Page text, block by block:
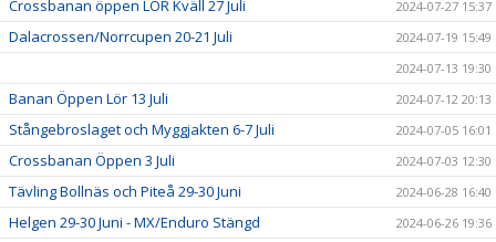
Crossbanan öppen LÖR Kväll 27 Juli 2024-07-27 15:37
Dalacrossen/Norrcupen 20-21 Juli
2024-07-19 15:49
2024-07-13 19:30
Banan Öppen Lör 13 Juli 2024-07-12 20:13
Stångebroslaget och Myggjakten 6-7 Juli 2024-07-05 16:01
Crossbanan Öppen 3 Juli 2024-07-03 12:30
Tävling Bollnäs och Piteå 29-30 Juni 2024-06-28 16:40
Helgen 29-30 Juni - MX/Enduro Stängd 2024-06-26 19:36